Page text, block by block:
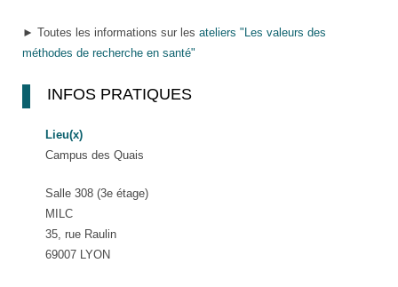
► Toutes les informations sur les ateliers "Les valeurs des
méthodes de recherche en santé"
INFOS PRATIQUES
Lieu(x)
Campus des Quais
Salle 308 (3e étage)
MILC
35, rue Raulin
69007 LYON